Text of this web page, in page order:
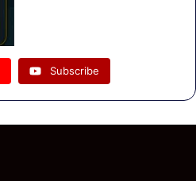
Subscribe